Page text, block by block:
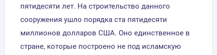
пятидесяти лет. На строительство данного
сооружения ушло порядка ста пятидесяти
миллионов долларов США. Оно единственное в
стране, которые построено не под исламскую